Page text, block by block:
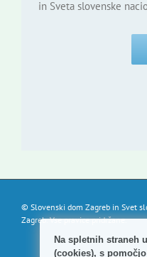
in Sveta slovenske
© Slovenski dom Zagreb in Svet
Zagreb. Vse pravice pridržane.
Na spletnih straneh
(cookies), s